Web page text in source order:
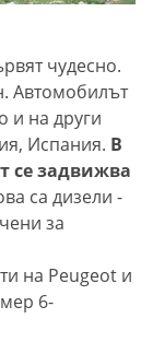
чудесно.
Автомобилът
и на други
Испания. В
се задвижва
са дизели -
за
на Peugeot и
6-